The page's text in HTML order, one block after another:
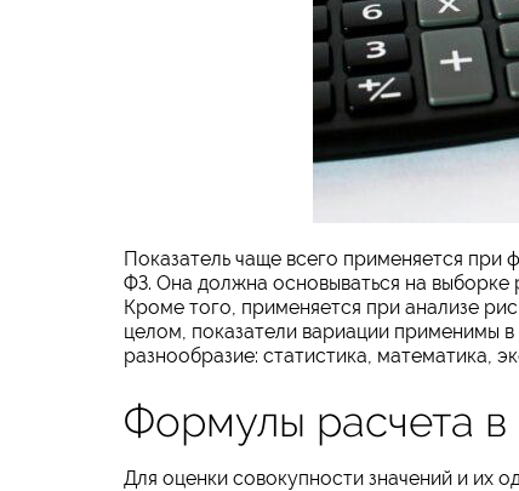
Показатель чаще всего применяется
ФЗ. Она должна основываться на выборке
Кроме того, применяется при анализе
целом, показатели вариации применимы
разнообразие: статистика, математика,
Формулы расчета в
Для оценки совокупности значений и их